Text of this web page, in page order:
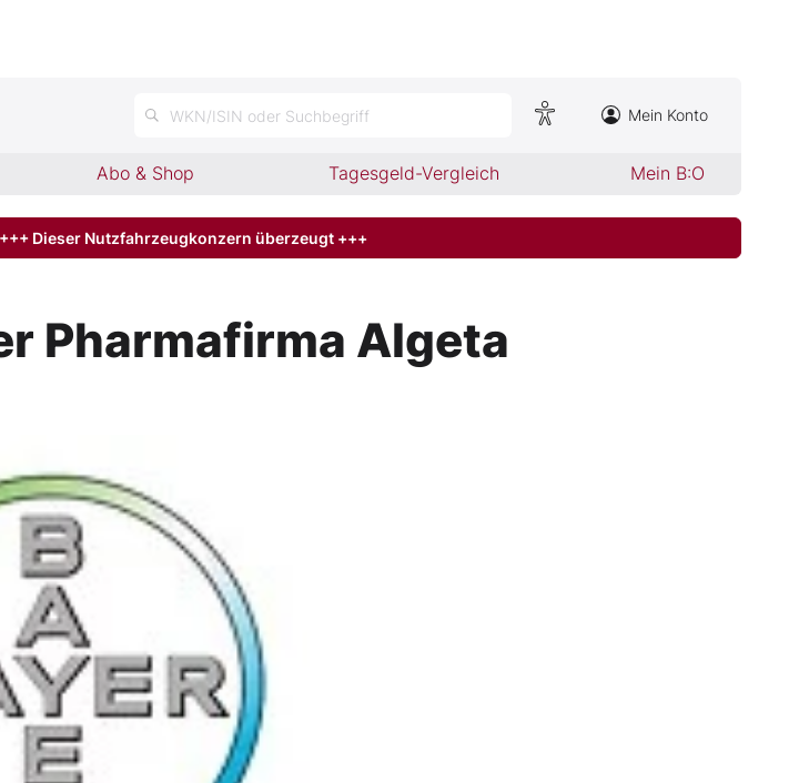
WKN/ISIN oder Suchbegriff Mein Konto
Abo & Shop Tagesgeld-Vergleich Mein B:O
Dieser Nutzfahrzeugkonzern überzeugt +++
Pharmafirma Algeta